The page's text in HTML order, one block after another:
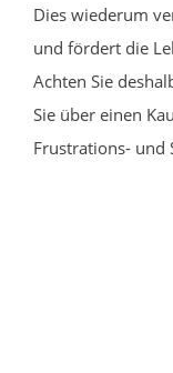
Dies wiederum
und fördert die
Achten Sie
Sie über einen
Frustrations- und